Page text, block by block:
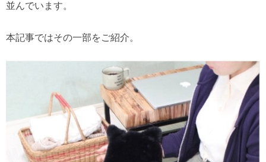
並んでいます。
本記事ではその一部をご紹介。